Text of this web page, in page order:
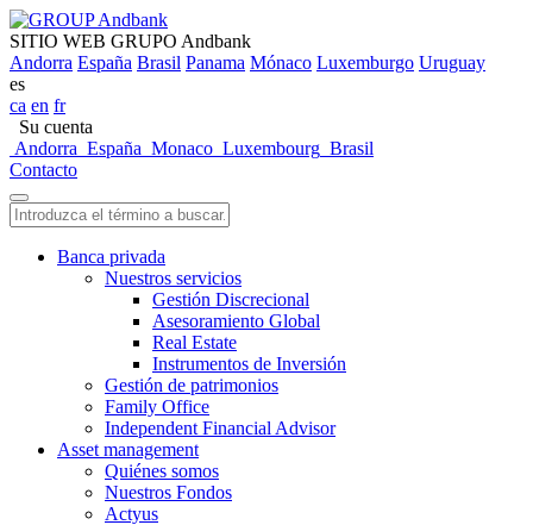
SITIO WEB GRUPO Andbank
Andorra España Brasil Panama Mónaco Luxemburgo Uruguay
es
ca en fr
Su cuenta
Andorra España Monaco Luxembourg Brasil
Contacto
Banca privada
Nuestros servicios
Gestión Discrecional
Asesoramiento Global
Real Estate
Instrumentos de Inversión
Gestión de patrimonios
Family Office
Independent Financial Advisor
Asset management
Quiénes somos
Nuestros Fondos
Actyus